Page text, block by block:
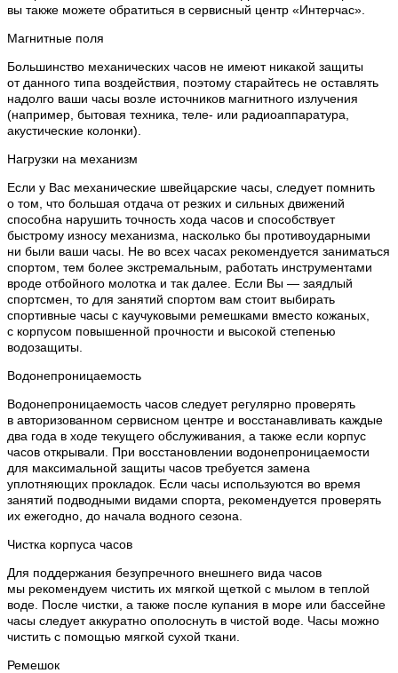
вы также можете обратиться в сервисный центр «Интерчас».
Магнитные поля
Большинство механических часов не имеют никакой защиты
от данного типа воздействия, поэтому старайтесь не оставлять
надолго ваши часы возле источников магнитного излучения
(например, бытовая техника, теле- или радиоаппаратура,
акустические колонки).
Нагрузки на механизм
Если у Вас механические швейцарские часы, следует помнить
о том, что большая отдача от резких и сильных движений
способна нарушить точность хода часов и способствует
быстрому износу механизма, насколько бы противоударными
ни были ваши часы. Не во всех часах рекомендуется заниматься
спортом, тем более экстремальным, работать инструментами
вроде отбойного молотка и так далее. Если Вы — заядлый
спортсмен, то для занятий спортом вам стоит выбирать
спортивные часы с каучуковыми ремешками вместо кожаных,
с корпусом повышенной прочности и высокой степенью
водозащиты.
Водонепроницаемость
Водонепроницаемость часов следует регулярно проверять
в авторизованном сервисном центре и восстанавливать каждые
два года в ходе текущего обслуживания, а также если корпус
часов открывали. При восстановлении водонепроницаемости
для максимальной защиты часов требуется замена
уплотняющих прокладок. Если часы используются во время
занятий подводными видами спорта, рекомендуется проверять
их ежегодно, до начала водного сезона.
Чистка корпуса часов
Для поддержания безупречного внешнего вида часов
мы рекомендуем чистить их мягкой щеткой с мылом в теплой
воде. После чистки, а также после купания в море или бассейне
часы следует аккуратно ополоснуть в чистой воде. Часы можно
чистить с помощью мягкой сухой ткани.
Ремешок